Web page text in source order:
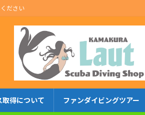
ださい
取得について ファンダイビングツアー